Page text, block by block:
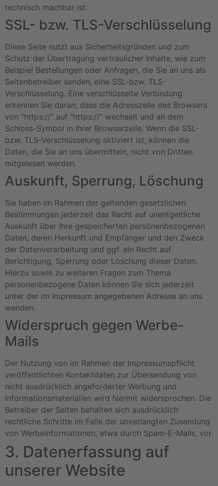
technisch machbar ist.
SSL- bzw. TLS-Verschlüsselung
Diese Seite nutzt aus Sicherheitsgründen und zum
Schutz der Übertragung vertraulicher Inhalte, wie zum
Beispiel Bestellungen oder Anfragen, die Sie an uns als
Seitenbetreiber senden, eine SSL-bzw. TLS-
Verschlüsselung. Eine verschlüsselte Verbindung
erkennen Sie daran, dass die Adresszeile des Browsers
von “https://” auf “https://” wechselt und an dem
Schloss-Symbol in Ihrer Browserzeile. Wenn die SSL-
bzw. TLS-Verschlüsselung aktiviert ist, können die
Daten, die Sie an uns übermitteln, nicht von Dritten
mitgelesen werden.
Auskunft, Sperrung, Löschung
Sie haben im Rahmen der geltenden gesetzlichen
Bestimmungen jederzeit das Recht auf unentgeltliche
Auskunft über Ihre gespeicherten personenbezogenen
Daten, deren Herkunft und Empfänger und den Zweck
der Datenverarbeitung und ggf. ein Recht auf
Berichtigung, Sperrung oder Löschung dieser Daten.
Hierzu sowie zu weiteren Fragen zum Thema
personenbezogene Daten können Sie sich jederzeit
unter der im Impressum angegebenen Adresse an uns
wenden.
Widerspruch gegen Werbe-
Mails
Der Nutzung von im Rahmen der Impressumspflicht
veröffentlichten Kontaktdaten zur Übersendung von
nicht ausdrücklich angeforderter Werbung und
Informationsmaterialien wird hiermit widersprochen. Die
Betreiber der Seiten behalten sich ausdrücklich
rechtliche Schritte im Falle der unverlangten Zusendung
von Werbeinformationen, etwa durch Spam-E-Mails, vor.
3. Datenerfassung auf
unserer Website